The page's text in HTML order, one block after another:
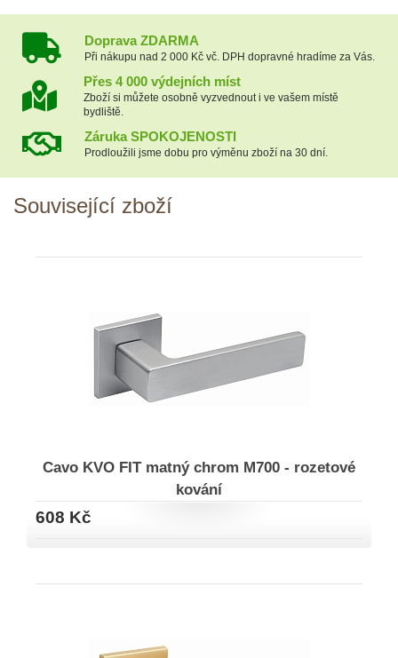
Doprava ZDARMA
Při nákupu nad 2 000 Kč vč. DPH dopravné hradíme za Vás.
Přes 4 000 výdejních míst
Zboží si můžete osobně vyzvednout i ve vašem místě
bydliště.
Záruka SPOKOJENOSTI
Prodloužili jsme dobu pro výměnu zboží na 30 dní.
Související zboží
Cavo KVO FIT matný chrom M700 - rozetové
kování
608 Kč